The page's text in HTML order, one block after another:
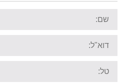
Name:
Email:
Tel: